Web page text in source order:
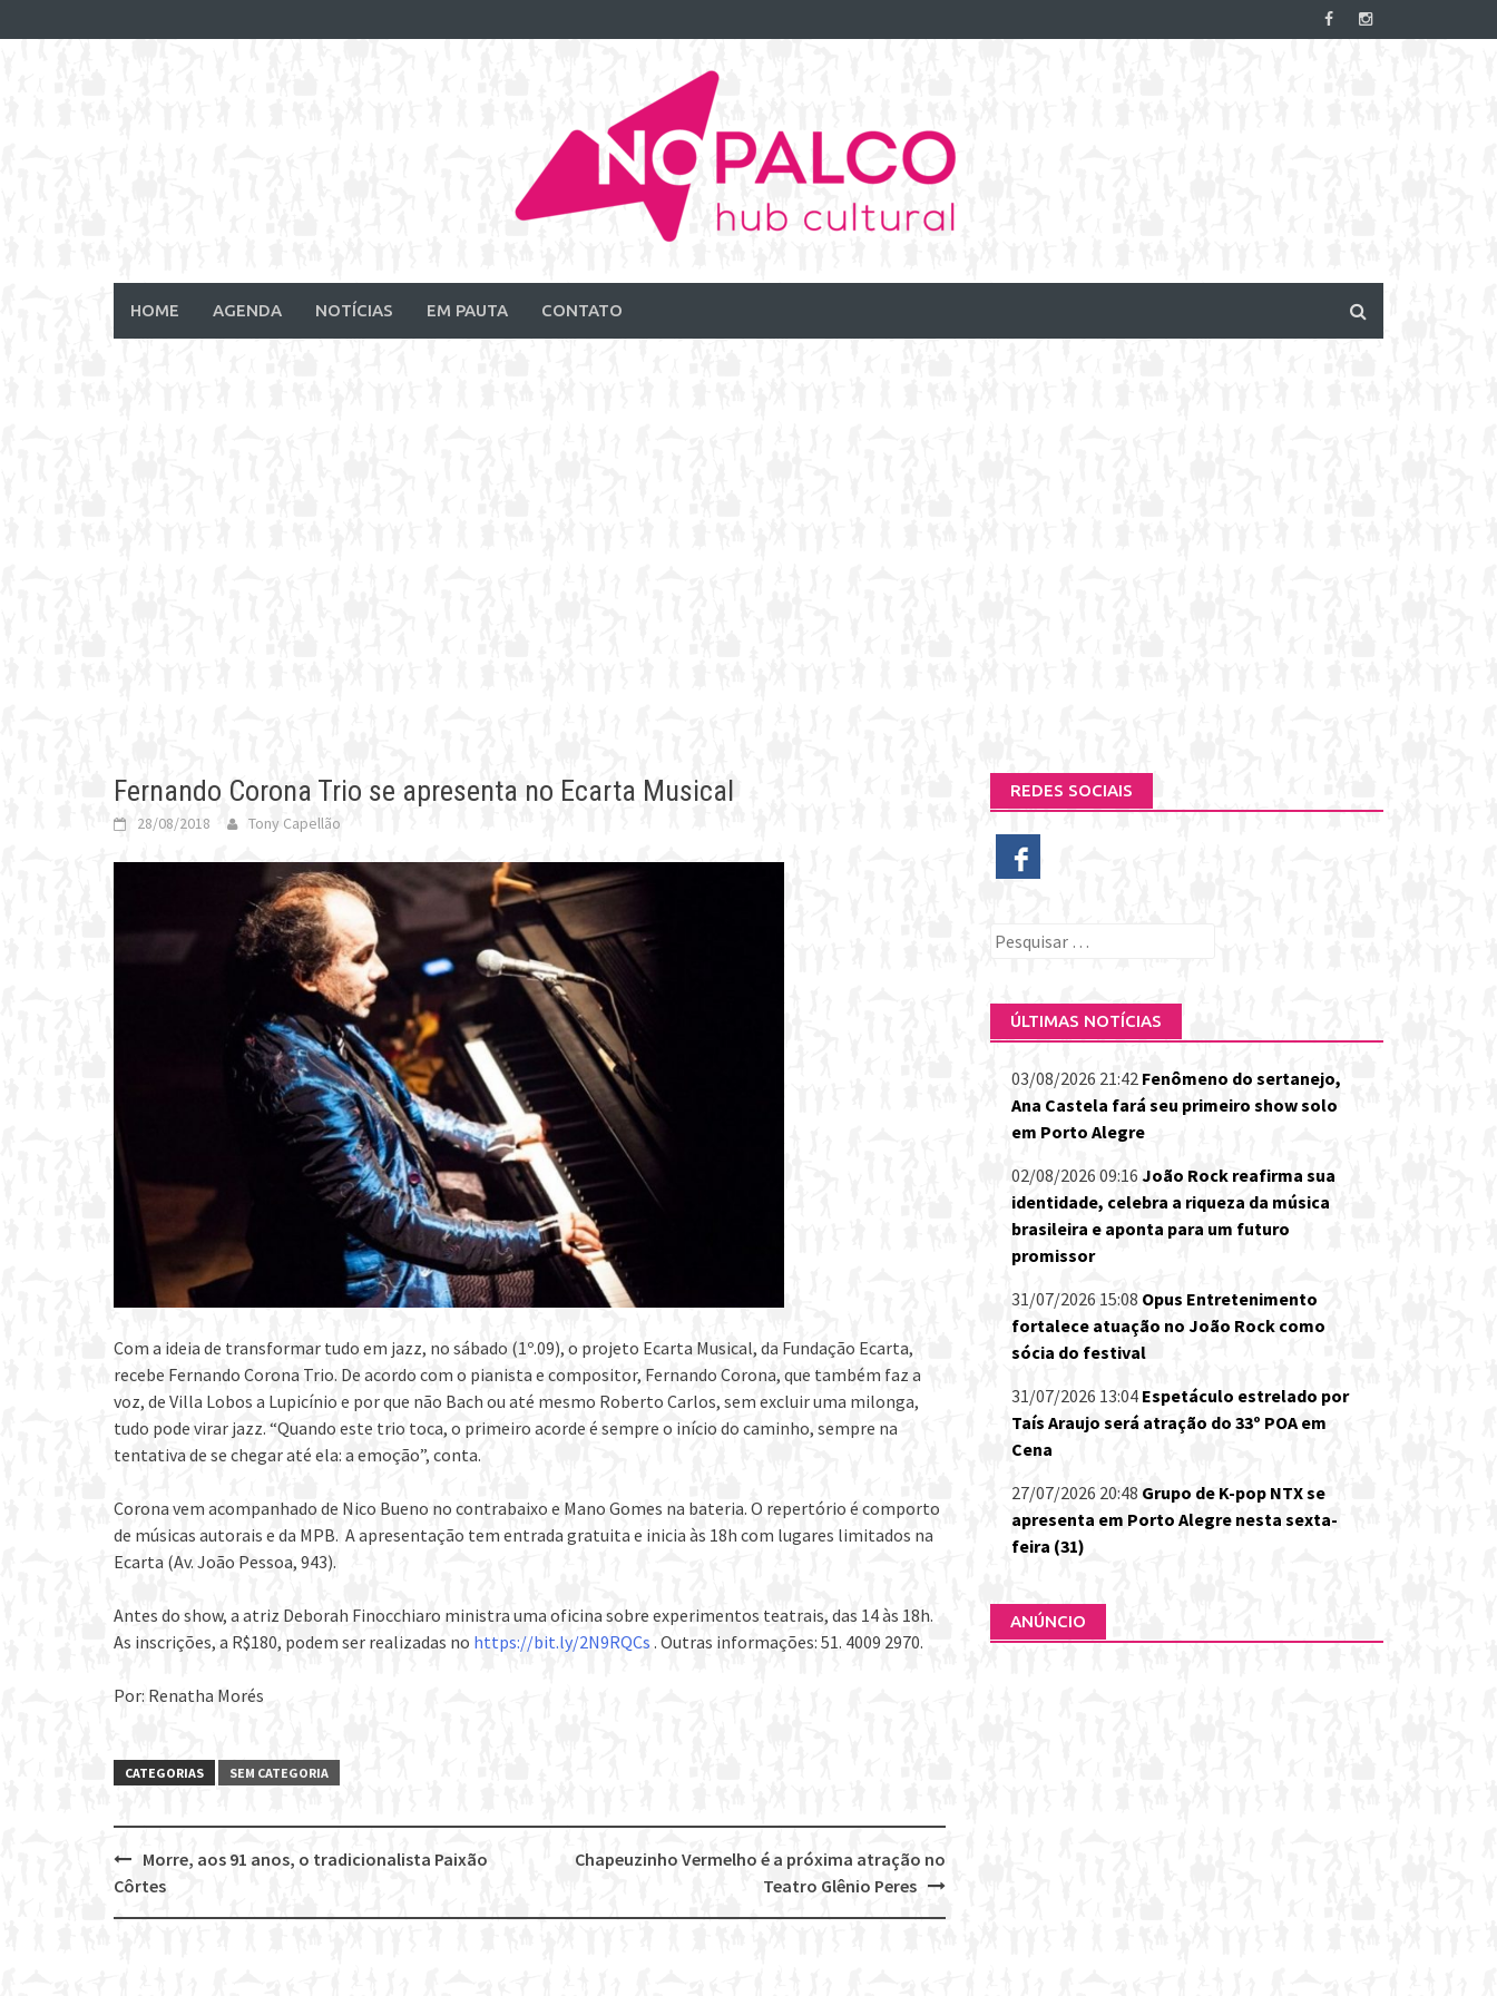
to
HOME AGENDA NOTÍCIAS EM PAUTA CONTATO
Fernando Corona Trio se apresenta no Ecarta Musical
28/08/2018 Tony Capellão
Com a ideia de transformar tudo em jazz, no sábado (1º.09), o projeto Ecarta Musical, da Fundação Ecarta,
recebe Fernando Corona Trio. De acordo com o pianista e compositor, Fernando Corona, que também faz a
voz, de Villa Lobos a Lupicínio e por que não Bach ou até mesmo Roberto Carlos, sem excluir uma milonga,
tudo pode virar jazz. “Quando este trio toca, o primeiro acorde é sempre o início do caminho, sempre na
tentativa de se chegar até ela: a emoção”, conta.
Corona vem acompanhado de Nico Bueno no contrabaixo e Mano Gomes na bateria. O repertório é comporto
de músicas autorais e da MPB. A apresentação tem entrada gratuita e inicia às 18h com lugares limitados na
Ecarta (Av. João Pessoa, 943).
Antes do show, a atriz Deborah Finocchiaro ministra uma oficina sobre experimentos teatrais, das 14 às 18h.
As inscrições, a R$180, podem ser realizadas no https://bit.ly/2N9RQCs . Outras informações: 51. 4009 2970.
Por: Renatha Morés
CATEGORIAS SEM CATEGORIA
Post
navigation
Chapeuzinho Vermelho é a próxima atração no
Teatro Glênio Peres
Morre, aos 91 anos, o tradicionalista Paixão
Côrtes
REDES SOCIAIS
Pesquisar
ÚLTIMAS NOTÍCIAS
03/08/2026 21:42 Fenômeno do sertanejo,
Ana Castela fará seu primeiro show solo
em Porto Alegre
02/08/2026 09:16 João Rock reafirma sua
identidade, celebra a riqueza da música
brasileira e aponta para um futuro
promissor
31/07/2026 15:08 Opus Entretenimento
fortalece atuação no João Rock como
sócia do festival
31/07/2026 13:04 Espetáculo estrelado por
Taís Araujo será atração do 33º POA em
Cena
27/07/2026 20:48 Grupo de K-pop NTX se
apresenta em Porto Alegre nesta sexta-
feira (31)
ANÚNCIO